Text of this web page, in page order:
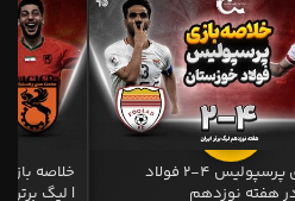
خلاصه بازی پرسپولیس 4-2 فولاد
هفته نوزدهم
| لیگ برتر